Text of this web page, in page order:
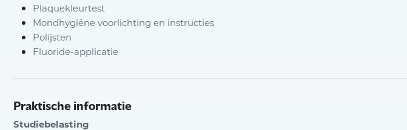
Plaquekleurtest
Mondhygiëne voorlichting en instructies
Polijsten
Fluoride-applicatie
Praktische informatie
Studiebelasting